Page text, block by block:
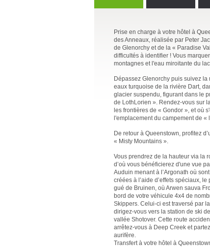
Prise en charge à votre hôtel à
des Anneaux, réalisée par Peter
de Glenorchy et de la « Paradise
difficultés à identifier ! Vous
montagnes et l'eau miroitante du
Dépassez Glenorchy puis suivez
eaux turquoise de la rivière Dart,
glacier suspendu, figurant dans le
de LothLorien ». Rendez-vous sur
les frontières de « Gondor », et où
l'emplacement du campement de
De retour à Queenstown, profitez
« Misty Mountains ».
Vous prendrez de la hauteur via la
d’où vous bénéficierez d'une vue
Auduin menant à l’Argonath où
créées à l’aide d’effets spéciaux,
gué de Bruinen, où Arwen sauva
bord de votre véhicule 4x4 de
Skippers. Celui-ci est traversé par
dirigez-vous vers la station de ski
vallée Shotover. Cette route
arrêtez-vous à Deep Creek et
aurifère.
Transfert à votre hôtel à